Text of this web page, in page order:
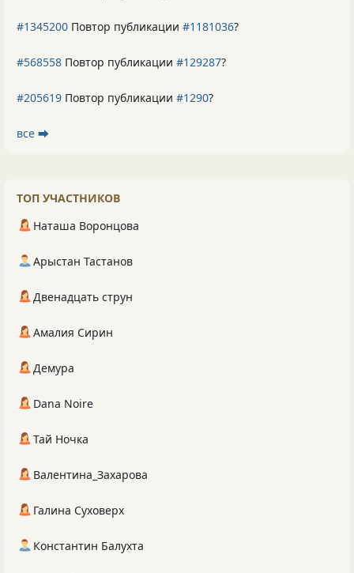
#1345200 Повтор публикации #1181036?
#568558 Повтор публикации #129287?
#205619 Повтор публикации #1290?
все ⮕
ТОП УЧАСТНИКОВ
Наташа Воронцова
Арыстан Тастанов
Двенадцать струн
Амалия Сирин
Демура
Dana Noire
Тай Ночка
Валентина_Захарова
Галина Суховерх
Константин Балухта